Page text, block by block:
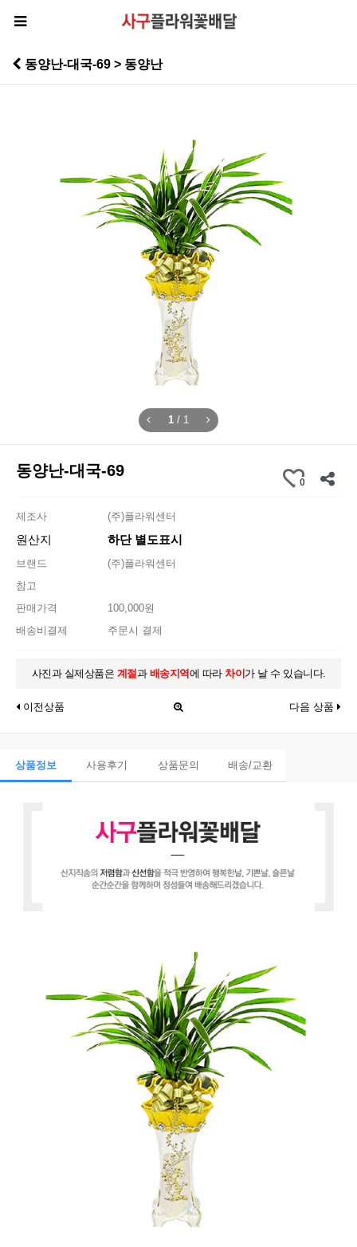
동양난-대국-69 > 동양난
1 / 1
동양난-대국-69
0
제조사 (주)플라워센터
원산지 하단 별도표시
브랜드
(주)플라워센터
참고
판매가격
100,000원
배송비결제
주문시 결제
사진과 실제상품은 계절과 배송지역에 따라 차이 가 날 수 있습니다.
이전상품 다음 상품
상품정보 사용후기 상품문의 배송/교환